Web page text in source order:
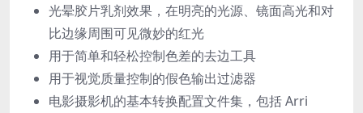
光晕胶片乳剂效果，在明亮的光源、镜面高光和对
比边缘周围可见微妙的红光
用于简单和轻松控制色差的去边工具
用于视觉质量控制的假色输出过滤器
电影摄影机的基本转换配置文件集，包括 Arri